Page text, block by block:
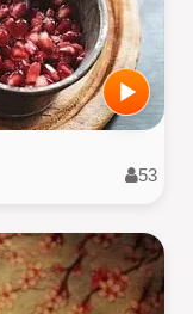
53